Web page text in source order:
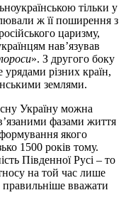
тільки у
ж її поширення з
царизму,
нав’язував
». З другого боку
різних країн,
землями.
Україну можна
фазами життя
якого
1500 років тому.
Південної Русі – то
на той час лише
вважати